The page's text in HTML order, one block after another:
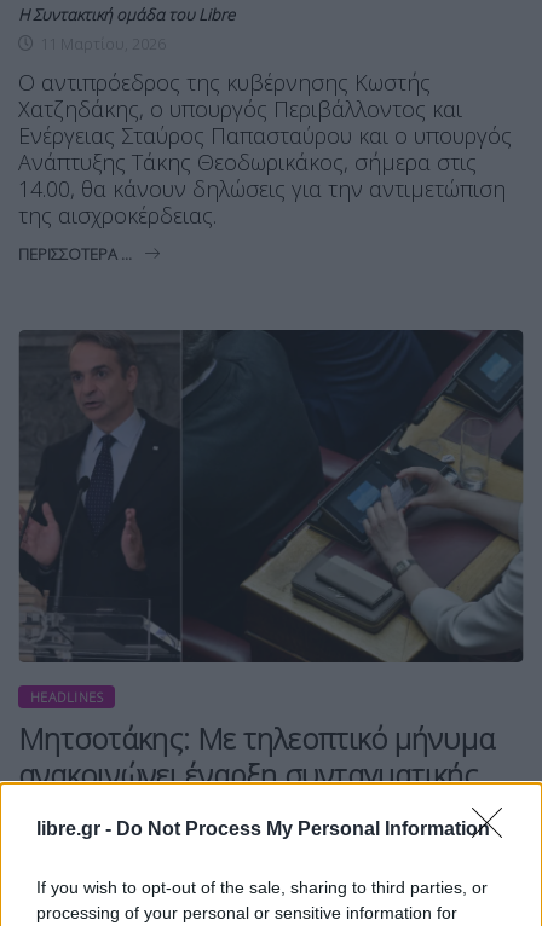
libre.gr - Do Not Process My Personal Information
If you wish to opt-out of the sale, sharing to third parties, or
processing of your personal or sensitive information for
Η Συντακτική ομάδα του Libre
Ο αντιπρόεδρος της κυβέρνησης Κωστής
Χατζηδάκης, ο υπουργός Περιβάλλοντος και
Ενέργειας Σταύρος Παπασταύρου και ο υπουργός
Ανάπτυξης Τάκης Θεοδωρικάκος, σήμερα στις
14.00, θα κάνουν δηλώσεις για την αντιμετώπιση
της αισχροκέρδειας.
ΠΕΡΙΣΣΌΤΕΡΑ ...
HEADLINES
Μητσοτάκης: Με τηλεοπτικό μήνυμα
ανακοινώνει έναρξη συνταγματικής
αναθεώρησης- Ποια άρθρα